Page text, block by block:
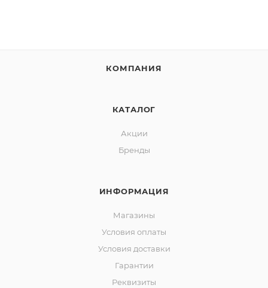
КОМПАНИЯ
КАТАЛОГ
Акции
Бренды
ИНФОРМАЦИЯ
Магазины
Условия оплаты
Условия доставки
Гарантии
Реквизиты